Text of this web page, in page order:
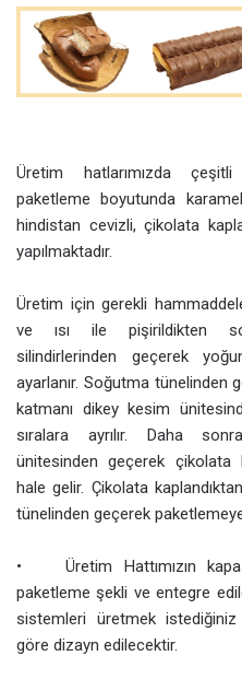
Üretim hatlarımızda
paketleme boyutunda
hindistan cevizli, çikolata
yapılmaktadır.
Üretim için gerekli
ve ısı ile pişirildikten
silindirlerinden geçerek
ayarlanır. Soğutma tünelinden
katmanı dikey kesim
sıralara ayrılır. Daha
ünitesinden geçerek çikolata
hale gelir. Çikolata
tünelinden geçerek
• Üretim Hattımızın
paketleme şekli ve entegre
sistemleri üretmek
göre dizayn edilecektir.